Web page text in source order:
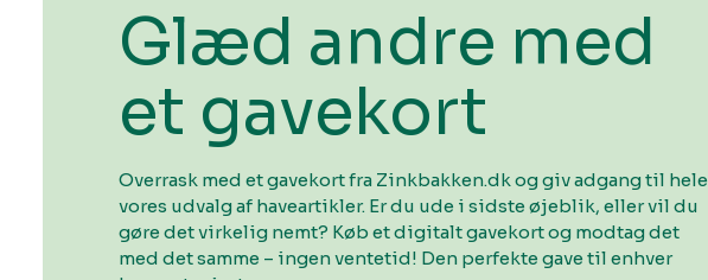
Glæd andre med
et gavekort
Overrask med et gavekort fra Zinkbakken.dk og giv adgang til hele
vores udvalg af haveartikler. Er du ude i sidste øjeblik, eller vil du
gøre det virkelig nemt? Køb et digitalt gavekort og modtag det
med det samme – ingen ventetid! Den perfekte gave til enhver